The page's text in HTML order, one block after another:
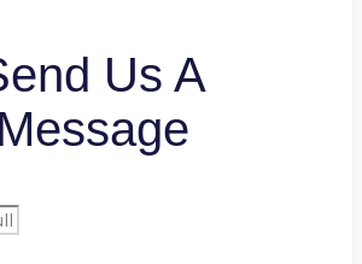
Us A
Message